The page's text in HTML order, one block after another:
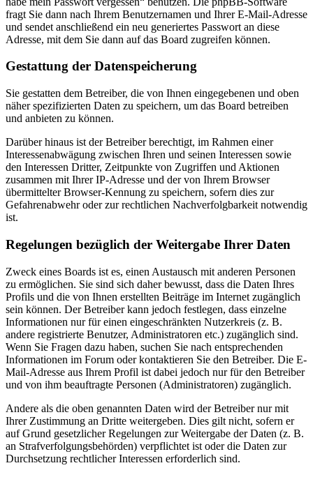
fragt Sie dann nach Ihrem Benutzernamen und Ihrer E-Mail-Adresse
und sendet anschließend ein neu generiertes Passwort an diese
Adresse, mit dem Sie dann auf das Board zugreifen können.
Gestattung der Datenspeicherung
Sie gestatten dem Betreiber, die von Ihnen eingegebenen und oben
näher spezifizierten Daten zu speichern, um das Board betreiben
und anbieten zu können.
Darüber hinaus ist der Betreiber berechtigt, im Rahmen einer
Interessenabwägung zwischen Ihren und seinen Interessen sowie
den Interessen Dritter, Zeitpunkte von Zugriffen und Aktionen
zusammen mit Ihrer IP-Adresse und der von Ihrem Browser
übermittelter Browser-Kennung zu speichern, sofern dies zur
Gefahrenabwehr oder zur rechtlichen Nachverfolgbarkeit notwendig
ist.
Regelungen bezüglich der Weitergabe Ihrer Daten
Zweck eines Boards ist es, einen Austausch mit anderen Personen
zu ermöglichen. Sie sind sich daher bewusst, dass die Daten Ihres
Profils und die von Ihnen erstellten Beiträge im Internet zugänglich
sein können. Der Betreiber kann jedoch festlegen, dass einzelne
Informationen nur für einen eingeschränkten Nutzerkreis (z. B.
andere registrierte Benutzer, Administratoren etc.) zugänglich sind.
Wenn Sie Fragen dazu haben, suchen Sie nach entsprechenden
Informationen im Forum oder kontaktieren Sie den Betreiber. Die E-
Mail-Adresse aus Ihrem Profil ist dabei jedoch nur für den Betreiber
und von ihm beauftragte Personen (Administratoren) zugänglich.
Andere als die oben genannten Daten wird der Betreiber nur mit
Ihrer Zustimmung an Dritte weitergeben. Dies gilt nicht, sofern er
auf Grund gesetzlicher Regelungen zur Weitergabe der Daten (z. B.
an Strafverfolgungsbehörden) verpflichtet ist oder die Daten zur
Durchsetzung rechtlicher Interessen erforderlich sind.